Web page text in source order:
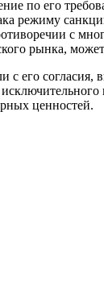
по его
режиму
с
рынка,
его
ценностей.